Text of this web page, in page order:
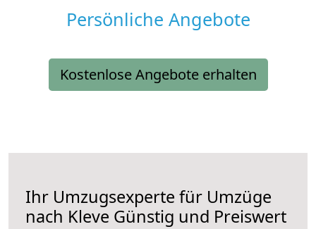
Persönliche Angebote
Kostenlose Angebote erhalten
Ihr Umzugsexperte für Umzüge
nach Kleve Günstig und Preiswert